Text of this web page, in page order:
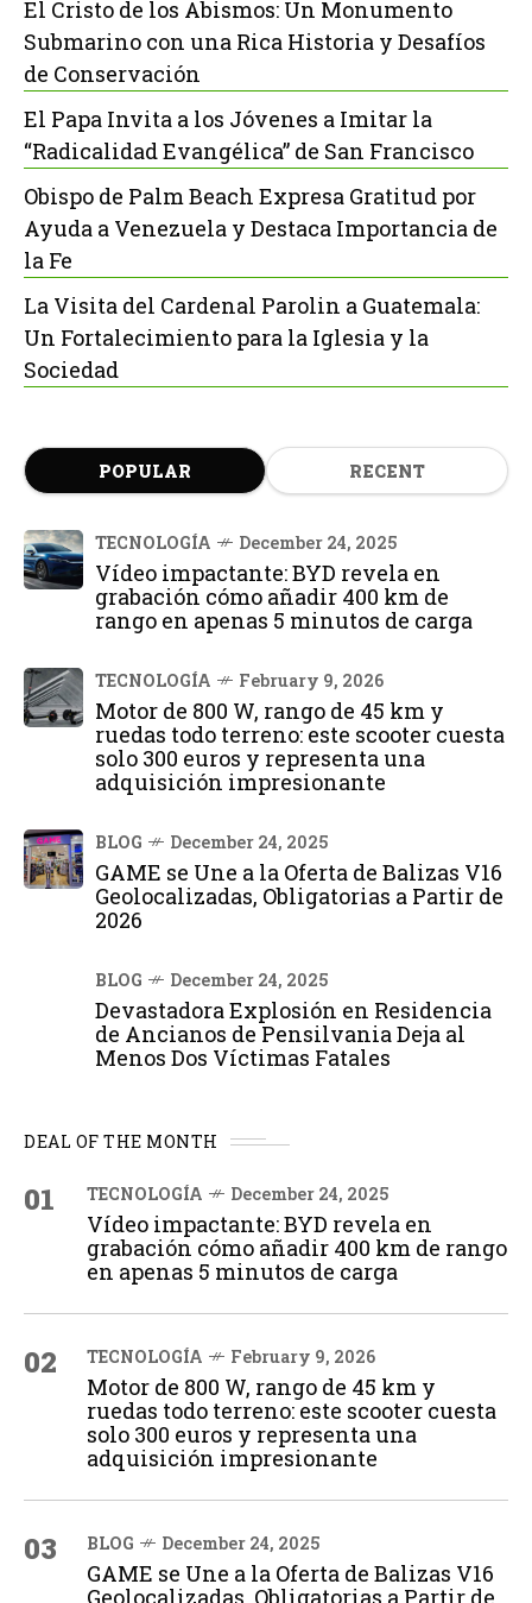
El Cristo de los Abismos: Un Monumento
Submarino con una Rica Historia y Desafíos
de Conservación
El Papa Invita a los Jóvenes a Imitar la
“Radicalidad Evangélica” de San Francisco
Obispo de Palm Beach Expresa Gratitud por
Ayuda a Venezuela y Destaca Importancia de
la Fe
La Visita del Cardenal Parolin a Guatemala:
Un Fortalecimiento para la Iglesia y la
Sociedad
POPULAR RECENT
TECNOLOGÍA December 24, 2025
Vídeo impactante: BYD revela en
grabación cómo añadir 400 km de
rango en apenas 5 minutos de carga
TECNOLOGÍA February 9, 2026
Motor de 800 W, rango de 45 km y
ruedas todo terreno: este scooter cuesta
solo 300 euros y representa una
adquisición impresionante
BLOG December 24, 2025
GAME se Une a la Oferta de Balizas V16
Geolocalizadas, Obligatorias a Partir de
2026
BLOG December 24, 2025
Devastadora Explosión en Residencia
de Ancianos de Pensilvania Deja al
Menos Dos Víctimas Fatales
DEAL OF THE MONTH
01 TECNOLOGÍA December 24, 2025
Vídeo impactante: BYD revela en
grabación cómo añadir 400 km de rango
en apenas 5 minutos de carga
02 TECNOLOGÍA February 9, 2026
Motor de 800 W, rango de 45 km y
ruedas todo terreno: este scooter cuesta
solo 300 euros y representa una
adquisición impresionante
03 BLOG December 24, 2025
GAME se Une a la Oferta de Balizas V16